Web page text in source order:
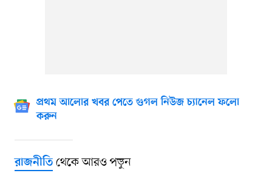
প্রথম আলোর খবর পেতে গুগল নিউজ চ্যানেল ফলো
করুন
রাজনীতিথেকে আরও পড়ুন